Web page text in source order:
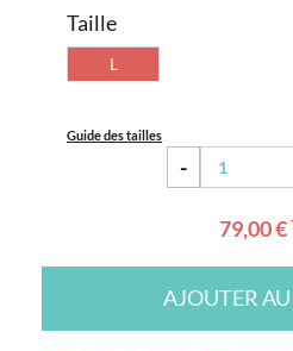
Taille
L
Guide des tailles
-
79,00 €
AJOUTER